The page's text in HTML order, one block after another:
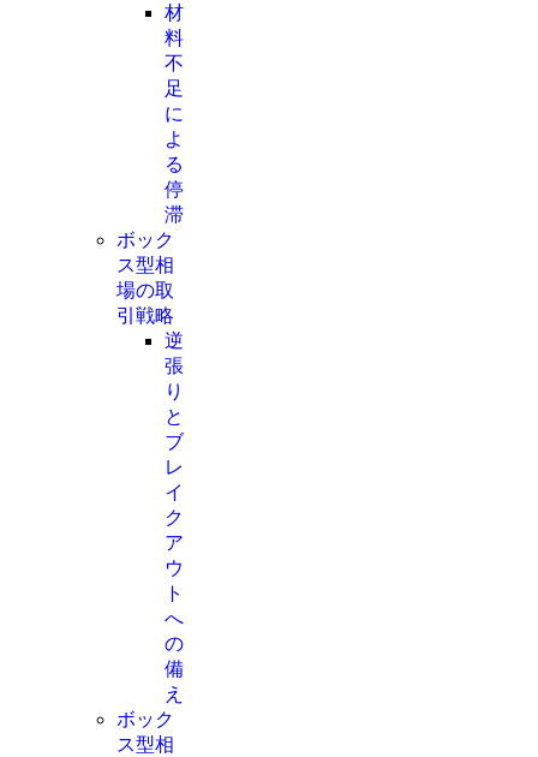
材
料
不
足
に
よ
る
停
滞
ボック
ス型相
場の取
引戦略
逆
張
り
と
ブ
レ
イ
ク
ア
ウ
ト
へ
の
備
え
ボック
ス型相